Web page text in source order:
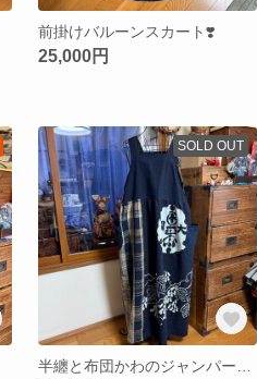
前掛けバルーンスカート❣️
25,000円
SOLD OUT